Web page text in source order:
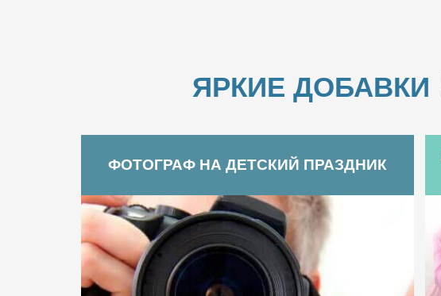
ЯРКИЕ ДОБАВКИ
ФОТОГРАФ НА ДЕТСКИЙ ПРАЗДНИК